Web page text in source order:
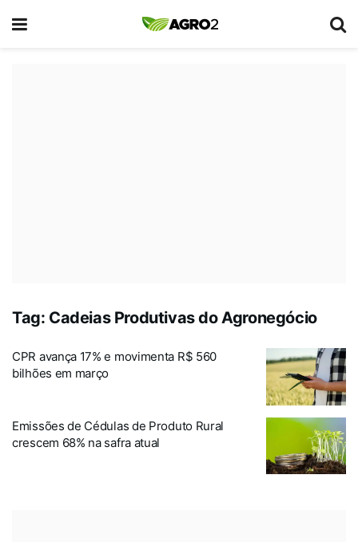
Tag: Cadeias Produtivas do Agronegócio
CPR avança 17% e movimenta R$ 560
bilhões em março
Emissões de Cédulas de Produto Rural
crescem 68% na safra atual